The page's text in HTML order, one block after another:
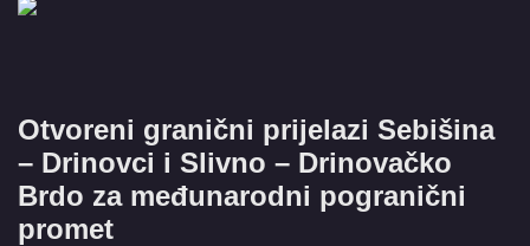
Otvoreni granični prijelazi Sebišina
– Drinovci i Slivno – Drinovačko
Brdo za međunarodni pogranični
promet